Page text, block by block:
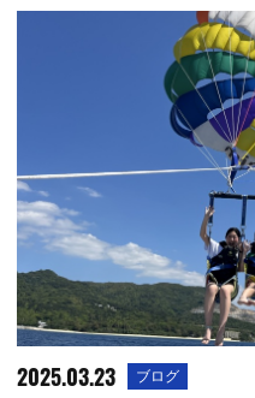
2025.03.23 ブログ